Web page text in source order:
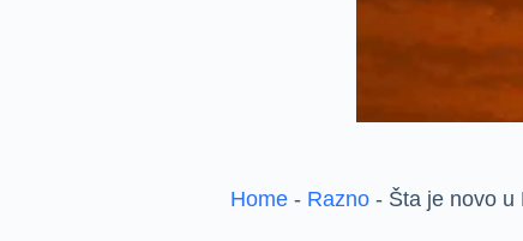
Home- Razno- Šta je novo u